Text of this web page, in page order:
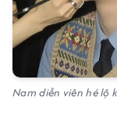
Nam diễn viên hé lộ